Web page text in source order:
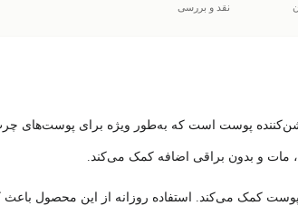
نقد و بررسی
است که به‌طور ویژه برای پوست‌های
مات و بدون براقی اضافه کمک می‌کند.
کمک می‌کند. استفاده روزانه از این محصول باعث